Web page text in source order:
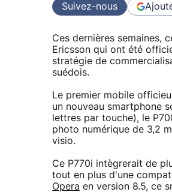
Suivez-nous
Ces dernières semaines,
Ericsson qui ont été
stratégie de
suédois.
Le premier mobile
un nouveau smartphone
lettres par touche), le
photo numérique de 3,2
visio.
Ce P770i intègrerait de
tout en plus d'une
Opera en version 8.5, ce